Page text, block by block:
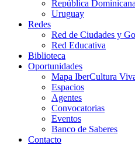
República Dominicana
Uruguay
Redes
Red de Ciudades y
Red Educativa
Biblioteca
Oportunidades
Mapa IberCultura
Espacios
Agentes
Convocatorias
Eventos
Banco de Saberes
Contacto